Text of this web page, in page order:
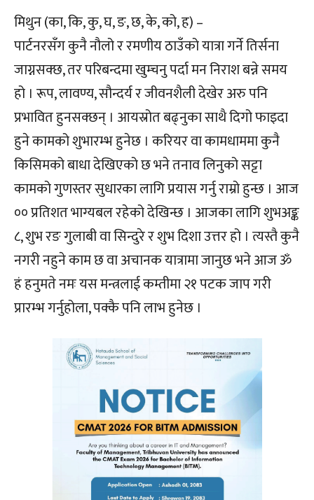
मिथुन (का, कि, कु, घ, ङ, छ, के, को, ह) –
पार्टनरसँग कुनै नौलो र रमणीय ठाउँको यात्रा गर्ने तिर्सना
जाग्नसक्छ, तर परिबन्दमा खुम्चनु पर्दा मन निराश बन्ने समय
हो । रूप, लावण्य, सौन्दर्य र जीवनशैली देखेर अरु पनि
प्रभावित हुनसक्छन् । आयस्रोत बढ्नुका साथै दिगो फाइदा
हुने कामको शुभारम्भ हुनेछ । करियर वा कामधाममा कुनै
किसिमको बाधा देखिएको छ भने तनाव लिनुको सट्टा
कामको गुणस्तर सुधारका लागि प्रयास गर्नु राम्रो हुन्छ । आज
०० प्रतिशत भाग्यबल रहेको देखिन्छ । आजका लागि शुभअङ्क
८, शुभ रङ गुलाबी वा सिन्दुरे र शुभ दिशा उत्तर हो । त्यस्तै कुनै
नगरी नहुने काम छ वा अचानक यात्रामा जानुछ भने आज ॐ
हं हनुमते नमः यस मन्त्रलाई कम्तीमा २१ पटक जाप गरी
प्रारम्भ गर्नुहोला, पक्कै पनि लाभ हुनेछ ।